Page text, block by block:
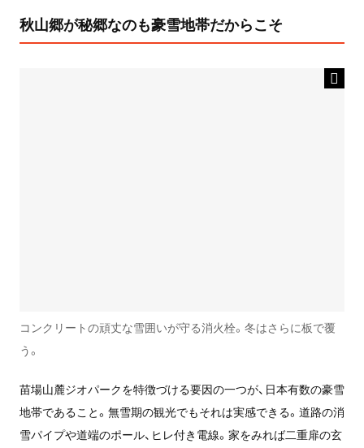
秋山郷が秘郷なのも豪雪地帯だからこそ
コンクリートの頑丈な雪囲いが守る消火栓。冬はさらに板で覆
う。
苗場山麓ジオパークを特徴づける要因の一つが、日本有数の豪雪
地帯であること。無雪期の観光でもそれは実感できる。道路の消
雪パイプや道端のポール、ヒレ付き電線。家をみれば二重扉の玄